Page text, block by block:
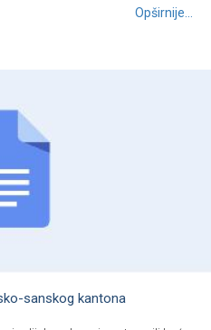
Opširnije...
sanskog kantona